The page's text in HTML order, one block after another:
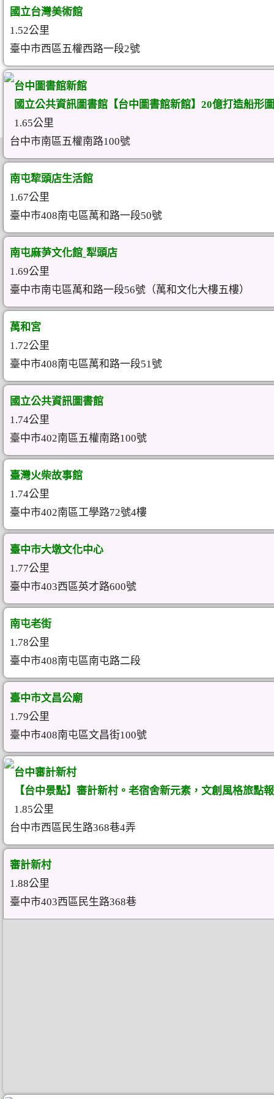
國立台灣美術館
1.52公里
臺中市西區五權西路一段2號
台中圖書館新館
國立公共資訊圖書館【台中圖書館新館】20億打造船形
1.65公里
台中市南區五權南路100號
南屯犂頭店生活館
1.67公里
臺中市408南屯區萬和路一段50號
南屯麻芛文化館ˍ犁頭店
1.69公里
臺中市南屯區萬和路一段56號（萬和文化大樓五樓）
萬和宮
1.72公里
臺中市408南屯區萬和路一段51號
國立公共資訊圖書館
1.74公里
臺中市402南區五權南路100號
臺灣火柴故事館
1.74公里
臺中市402南區工學路72號4樓
臺中市大墩文化中心
1.77公里
臺中市403西區英才路600號
南屯老街
1.78公里
臺中市408南屯區南屯路二段
臺中市文昌公廟
1.79公里
臺中市408南屯區文昌街100號
台中審計新村
【台中景點】審計新村。老宿舍新元素，文創風格旅點
1.85公里
台中市西區民生路368巷4弄
審計新村
1.88公里
臺中市403西區民生路368巷